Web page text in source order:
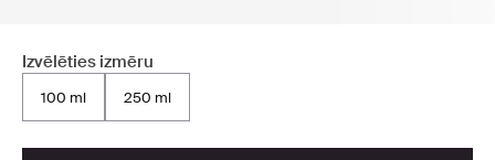
Izvēlēties izmēru
100 ml 250 ml